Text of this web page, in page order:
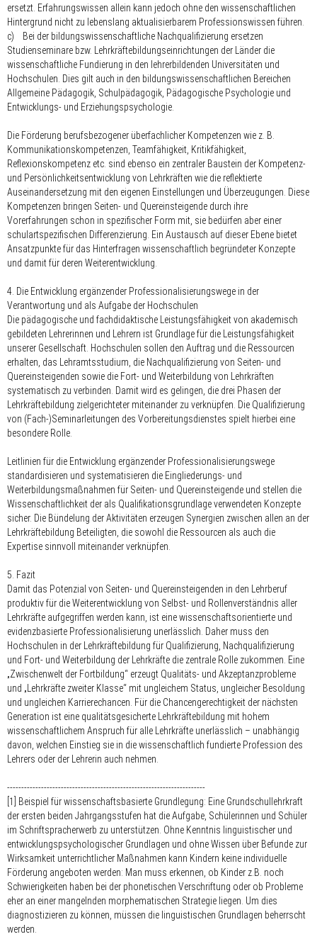
ersetzt. Erfahrungswissen allein kann jedoch ohne den wissenschaftlichen
Hintergrund nicht zu lebenslang aktualisierbarem Professionswissen führen.
c) Bei der bildungswissenschaftliche Nachqualifizierung ersetzen
Studienseminare bzw. Lehrkräftebildungseinrichtungen der Länder die
wissenschaftliche Fundierung in den lehrerbildenden Universitäten und
Hochschulen. Dies gilt auch in den bildungswissenschaftlichen Bereichen
Allgemeine Pädagogik, Schulpädagogik, Pädagogische Psychologie und
Entwicklungs- und Erziehungspsychologie.
Die Förderung berufsbezogener überfachlicher Kompetenzen wie z. B.
Kommunikationskompetenzen, Teamfähigkeit, Kritikfähigkeit,
Reflexionskompetenz etc. sind ebenso ein zentraler Baustein der Kompetenz-
und Persönlichkeitsentwicklung von Lehrkräften wie die reflektierte
Auseinandersetzung mit den eigenen Einstellungen und Überzeugungen. Diese
Kompetenzen bringen Seiten- und Quereinsteigende durch ihre
Vorerfahrungen schon in spezifischer Form mit, sie bedürfen aber einer
schulartspezifischen Differenzierung. Ein Austausch auf dieser Ebene bietet
Ansatzpunkte für das Hinterfragen wissenschaftlich begründeter Konzepte
und damit für deren Weiterentwicklung.
4. Die Entwicklung ergänzender Professionalisierungswege in der
Verantwortung und als Aufgabe der Hochschulen
Die pädagogische und fachdidaktische Leistungsfähigkeit von akademisch
gebildeten Lehrerinnen und Lehrern ist Grundlage für die Leistungsfähigkeit
unserer Gesellschaft. Hochschulen sollen den Auftrag und die Ressourcen
erhalten, das Lehramtsstudium, die Nachqualifizierung von Seiten- und
Quereinsteigenden sowie die Fort- und Weiterbildung von Lehrkräften
systematisch zu verbinden. Damit wird es gelingen, die drei Phasen der
Lehrkräftebildung zielgerichteter miteinander zu verknüpfen. Die Qualifizierung
von (Fach-)Seminarleitungen des Vorbereitungsdienstes spielt hierbei eine
besondere Rolle.
Leitlinien für die Entwicklung ergänzender Professionalisierungswege
standardisieren und systematisieren die Eingliederungs- und
Weiterbildungsmaßnahmen für Seiten- und Quereinsteigende und stellen die
Wissenschaftlichkeit der als Qualifikationsgrundlage verwendeten Konzepte
sicher. Die Bündelung der Aktivitäten erzeugen Synergien zwischen allen an der
Lehrkräftebildung Beteiligten, die sowohl die Ressourcen als auch die
Expertise sinnvoll miteinander verknüpfen.
5. Fazit
Damit das Potenzial von Seiten- und Quereinsteigenden in den Lehrberuf
produktiv für die Weiterentwicklung von Selbst- und Rollenverständnis aller
Lehrkräfte aufgegriffen werden kann, ist eine wissenschaftsorientierte und
evidenzbasierte Professionalisierung unerlässlich. Daher muss den
Hochschulen in der Lehrkräftebildung für Qualifizierung, Nachqualifizierung
und Fort- und Weiterbildung der Lehrkräfte die zentrale Rolle zukommen. Eine
„Zwischenwelt der Fortbildung“ erzeugt Qualitäts- und Akzeptanzprobleme
und „Lehrkräfte zweiter Klasse“ mit ungleichem Status, ungleicher Besoldung
und ungleichen Karrierechancen. Für die Chancengerechtigkeit der nächsten
Generation ist eine qualitätsgesicherte Lehrkräftebildung mit hohem
wissenschaftlichem Anspruch für alle Lehrkräfte unerlässlich – unabhängig
davon, welchen Einstieg sie in die wissenschaftlich fundierte Profession des
Lehrers oder der Lehrerin auch nehmen.
----------------------------------------------------------------------
[1] Beispiel für wissenschaftsbasierte Grundlegung: Eine Grundschullehrkraft
der ersten beiden Jahrgangsstufen hat die Aufgabe, Schülerinnen und Schüler
im Schriftspracherwerb zu unterstützen. Ohne Kenntnis linguistischer und
entwicklungspsychologischer Grundlagen und ohne Wissen über Befunde zur
Wirksamkeit unterrichtlicher Maßnahmen kann Kindern keine individuelle
Förderung angeboten werden: Man muss erkennen, ob Kinder z.B. noch
Schwierigkeiten haben bei der phonetischen Verschriftung oder ob Probleme
eher an einer mangelnden morphematischen Strategie liegen. Um dies
diagnostizieren zu können, müssen die linguistischen Grundlagen beherrscht
werden.